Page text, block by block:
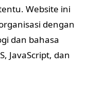
Website ini
dengan
dan bahasa
JavaScript, dan